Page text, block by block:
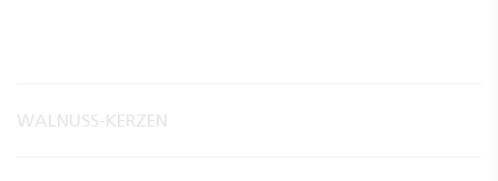
WALNUSS-KERZEN